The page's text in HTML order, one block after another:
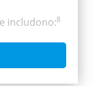
includono:8